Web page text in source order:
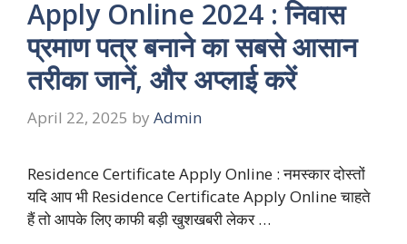
Apply Online 2024 : निवास
प्रमाण पत्र बनाने का सबसे आसान
तरीका जानें, और अप्लाई करें
April 22, 2025 by Admin
Residence Certificate Apply Online : नमस्कार दोस्तों
यदि आप भी Residence Certificate Apply Online चाहते
हैं तो आपके लिए काफी बड़ी खुशखबरी लेकर …